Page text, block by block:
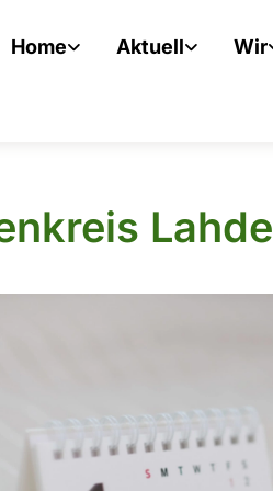
Home Aktuell Wir
Lahde